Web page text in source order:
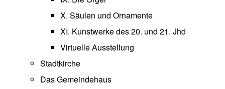
X. Säulen und Ornamente
XI. Kunstwerke des 20. und 21. Jhd
Virtuelle Ausstellung
Stadtkirche
Das Gemeindehaus